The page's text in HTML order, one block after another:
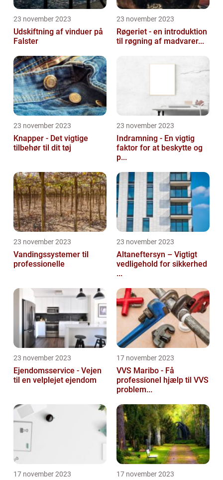
23 november 2023
Udskiftning af vinduer på
Falster
23 november 2023
Røgeriet - en introduktion
til røgning af madvarer...
23 november 2023
Knapper - Det vigtige
tilbehør til dit tøj
23 november 2023
Indramning - En vigtig
faktor for at beskytte og
p...
23 november 2023
Vandingssystemer til
professionelle
23 november 2023
Altaneftersyn – Vigtigt
vedligehold for sikkerhed
...
23 november 2023
Ejendomsservice - Vejen
til en velplejet ejendom
17 november 2023
VVS Maribo - Få
professionel hjælp til VVS
problem...
17 november 2023 17 november 2023